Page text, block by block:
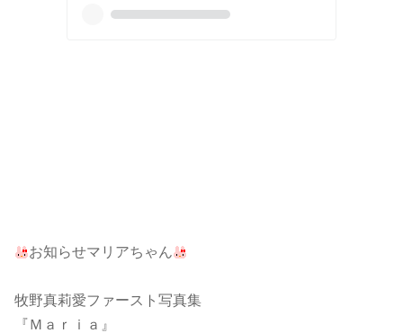
お知らせマリアちゃん
牧野真莉愛ファースト写真集
『Ｍａｒｉａ』